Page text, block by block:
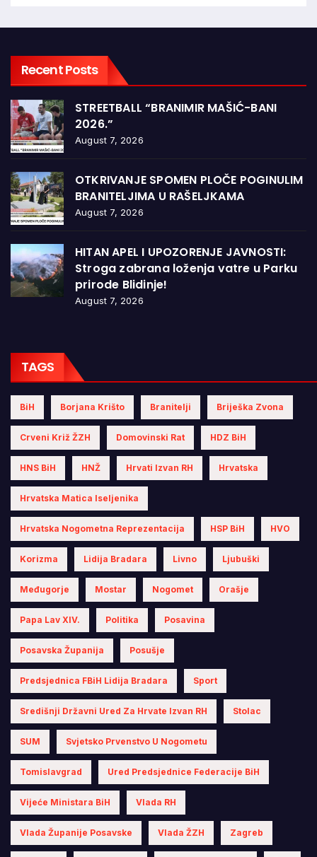
Recent Posts
STREETBALL “BRANIMIR MAŠIĆ-BANI
2026.”
August 7, 2026
OTKRIVANJE SPOMEN PLOČE POGINULIM
BRANITELJIMA U RAŠELJKAMA
August 7, 2026
HITAN APEL I UPOZORENJE JAVNOSTI:
Stroga zabrana loženja vatre u Parku
prirode Blidinje!
August 7, 2026
TAGS
BiH Borjana Krišto Branitelji Briješka Zvona
Crveni Križ ŽZH Domovinski Rat HDZ BiH
HNS BiH HNŽ Hrvati Izvan RH Hrvatska
Hrvatska Matica Iseljenika
Hrvatska Nogometna Reprezentacija HSP BiH HVO
Korizma Lidija Bradara Livno Ljubuški
Međugorje Mostar Nogomet Orašje
Papa Lav XIV. Politika Posavina
Posavska Županija Posušje
Predsjednica FBiH Lidija Bradara Sport
Središnji Državni Ured Za Hrvate Izvan RH Stolac
SUM Svjetsko Prvenstvo U Nogometu
Tomislavgrad Ured Predsjednice Federacije BiH
Vijeće Ministara BiH Vlada RH
Vlada Županije Posavske Vlada ŽZH Zagreb